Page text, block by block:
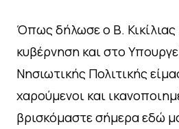
Όπως δήλωσε ο Β. Κικίλιας
κυβέρνηση και στο
Νησιωτικής Πολιτικής
χαρούμενοι και
βρισκόμαστε σήμερα εδώ